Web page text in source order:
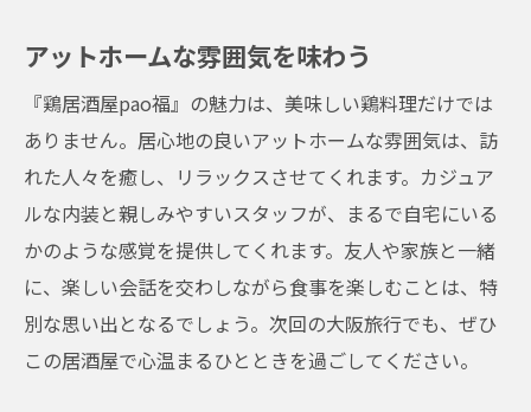
アットホームな雰囲気を味わう
『鶏居酒屋pao福』の魅力は、美味しい鶏料理だけでは
ありません。居心地の良いアットホームな雰囲気は、訪
れた人々を癒し、リラックスさせてくれます。カジュア
ルな内装と親しみやすいスタッフが、まるで自宅にいる
かのような感覚を提供してくれます。友人や家族と一緒
に、楽しい会話を交わしながら食事を楽しむことは、特
別な思い出となるでしょう。次回の大阪旅行でも、ぜひ
この居酒屋で心温まるひとときを過ごしてください。